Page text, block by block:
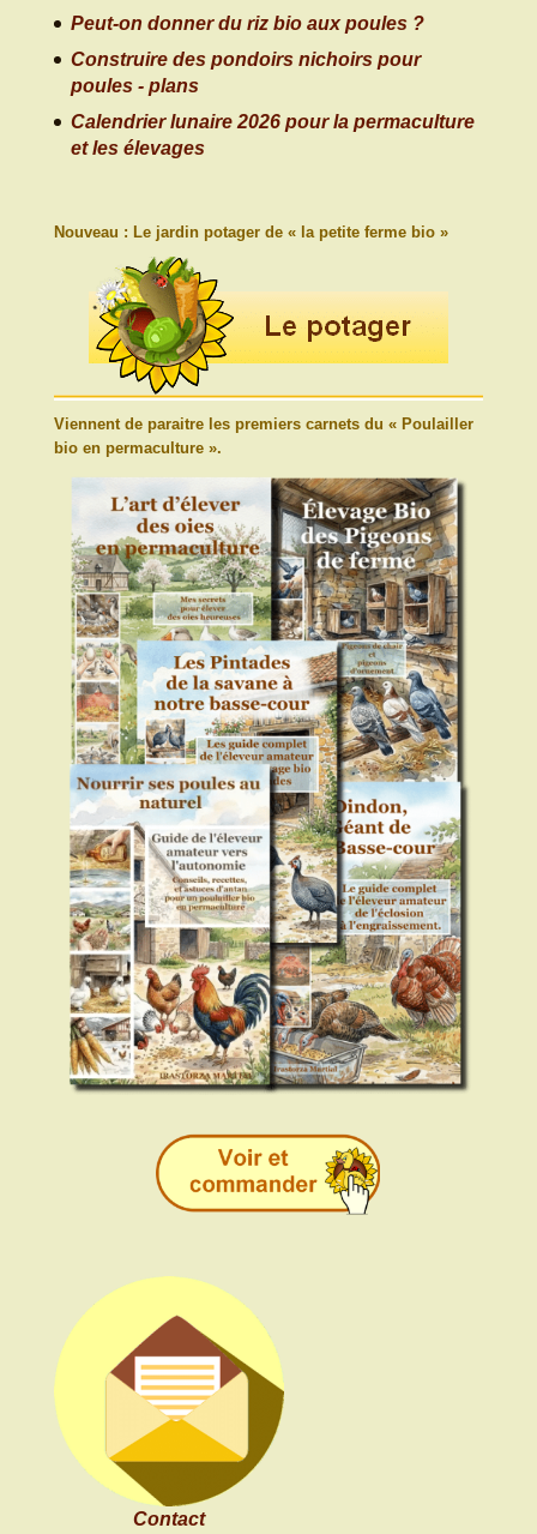
Peut-on donner du riz bio aux poules ?
Construire des pondoirs nichoirs pour
poules - plans
Calendrier lunaire 2026 pour la permaculture
et les élevages
Nouveau : Le jardin potager de « la petite ferme bio »
Viennent de paraitre les premiers carnets du « Poulailler
bio en permaculture ».
Contact